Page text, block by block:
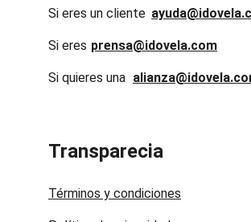
Si eres un cliente
prensa@idovela.com
Si eres
Si quieres una
Transparecia
Términos y condiciones